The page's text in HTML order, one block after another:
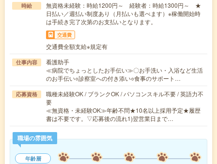
時給
無資格未経験：時給1200円～ 経験者：時給1300円～ ★
日払い／週払い制度あり（月払いも選べます）※稼働開始時
は手続き完了次第のお支払いとなります。
交通費
交通費全額支給※規定有
仕事内容
看護助手
≪病院でちょっとしたお手伝い≫〇お手洗い・入浴など生活
のお手伝い○診察室への付き添い○食事のサポート…
応募資格
職種未経験OK / ブランクOK / パソコンスキル不要 / 英語力不
要
≪無資格・未経験OK≫年齢不問★10名以上採用予定★履歴
書は不要です。▽応募後の流れ1)翌営業日まで…
職場の雰囲気
年齢層